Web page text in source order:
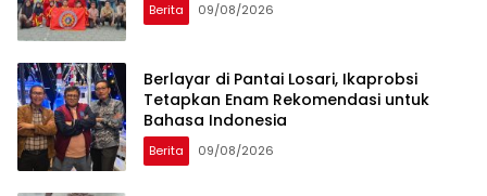
Berita 09/08/2026
Berlayar di Pantai Losari, Ikaprobsi
Tetapkan Enam Rekomendasi untuk
Bahasa Indonesia
Berita 09/08/2026